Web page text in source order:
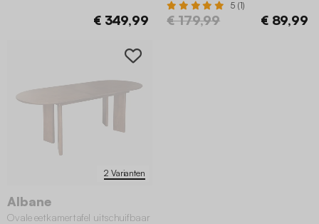
€ 349,99
5 (1)
€ 179,99 € 89,99
2 Varianten
Albane
Ovale eetkamertafel uitschuifbaar